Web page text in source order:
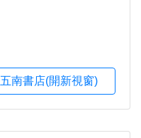
五南書店(開新視窗)